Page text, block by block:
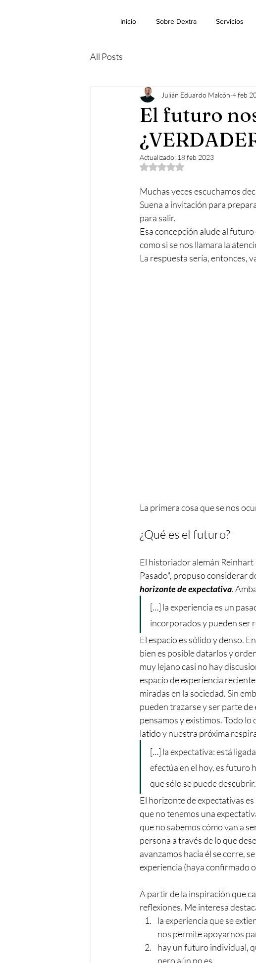
Inicio Sobre Dextra Servicios
All Posts
El futuro
Julián Eduardo Malcón 4 feb
Actualizado: 18 feb 2023
Obtuvo NaN de 5 estrellas.
Muchas veces escuchamos
Suena a invitación para
para salir.
Esa concepción alude al
como si se nos llamara la
La respuesta sería, entonces,
La primera cosa que se nos
¿Qué es el futuro?
El historiador alemán
Pasado", propuso considerar
horizonte de expectativa.
[…] la experiencia es un
incorporados y pueden ser
El espacio es sólido y denso.
bien es posible datarlos y
muy lejano casi no hay
espacio de experiencia
miradas en la sociedad. Sin
pueden trazarse y ser parte
pensamos y existimos. Todo
latido y nuestra próxima
[…] la expectativa: está
efectúa en el hoy, es futuro
que sólo se puede
El horizonte de expectativas
que no tenemos una
que no sabemos cómo van a
persona a través de lo que
avanzamos hacia él se corre,
experiencia (haya confirmado
A partir de la inspiración que
reflexiones. Me interesa
la experiencia que se
nos permite apoyarnos
hay un futuro individual,
pero aún no es